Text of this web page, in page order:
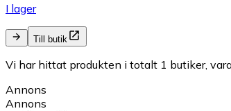
I lager
Till butik
Vi har hittat produkten i totalt 1 butiker,
Annons
Annons